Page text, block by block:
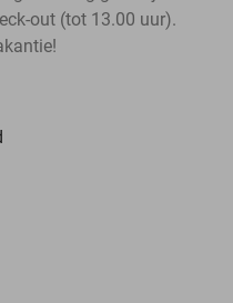
out (tot 13.00 uur).